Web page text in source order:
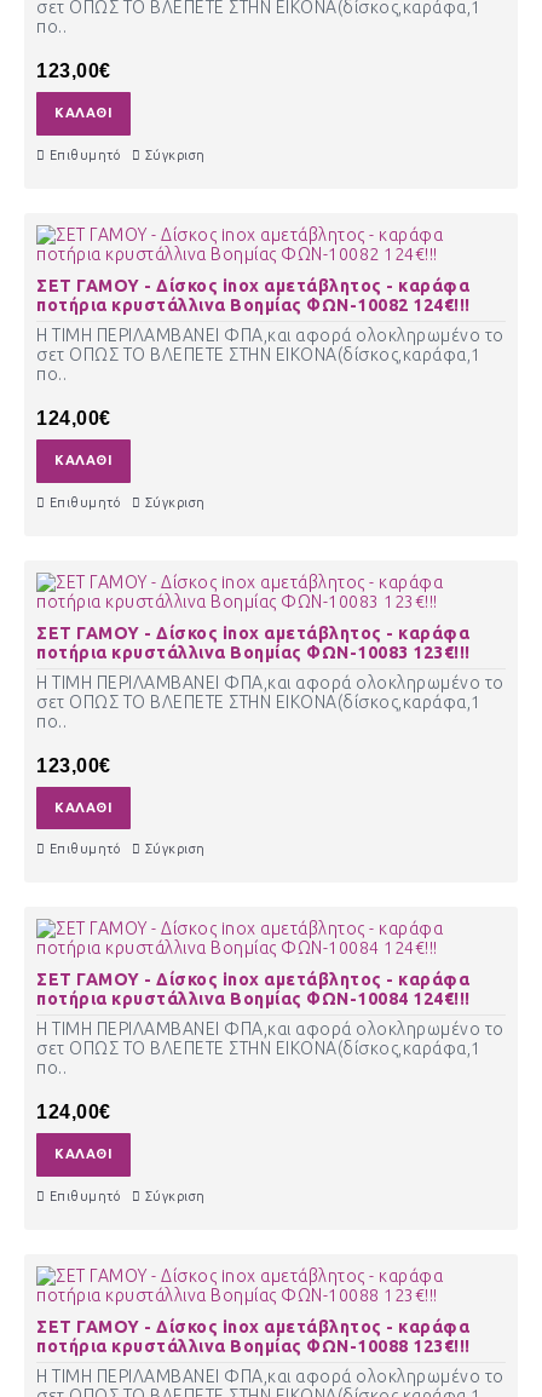
σετ ΟΠΩΣ ΤΟ ΒΛΕΠΕΤΕ ΣΤΗΝ ΕΙΚΟΝΑ(δίσκος,καράφα,1
πο..
123,00€
ΚΑΛΆΘΙ
Επιθυμητό Σύγκριση
ΣΕΤ ΓΑΜΟΥ - Δίσκος inox αμετάβλητος - καράφα
ποτήρια κρυστάλλινα Βοημίας ΦΩΝ-10082 124€!!!
Η ΤΙΜΗ ΠΕΡΙΛΑΜΒΑΝΕΙ ΦΠΑ,και αφορά ολοκληρωμένο το
σετ ΟΠΩΣ ΤΟ ΒΛΕΠΕΤΕ ΣΤΗΝ ΕΙΚΟΝΑ(δίσκος,καράφα,1
πο..
124,00€
ΚΑΛΆΘΙ
Επιθυμητό Σύγκριση
ΣΕΤ ΓΑΜΟΥ - Δίσκος inox αμετάβλητος - καράφα
ποτήρια κρυστάλλινα Βοημίας ΦΩΝ-10083 123€!!!
Η ΤΙΜΗ ΠΕΡΙΛΑΜΒΑΝΕΙ ΦΠΑ,και αφορά ολοκληρωμένο το
σετ ΟΠΩΣ ΤΟ ΒΛΕΠΕΤΕ ΣΤΗΝ ΕΙΚΟΝΑ(δίσκος,καράφα,1
πο..
123,00€
ΚΑΛΆΘΙ
Επιθυμητό Σύγκριση
ΣΕΤ ΓΑΜΟΥ - Δίσκος inox αμετάβλητος - καράφα
ποτήρια κρυστάλλινα Βοημίας ΦΩΝ-10084 124€!!!
Η ΤΙΜΗ ΠΕΡΙΛΑΜΒΑΝΕΙ ΦΠΑ,και αφορά ολοκληρωμένο το
σετ ΟΠΩΣ ΤΟ ΒΛΕΠΕΤΕ ΣΤΗΝ ΕΙΚΟΝΑ(δίσκος,καράφα,1
πο..
124,00€
ΚΑΛΆΘΙ
Επιθυμητό Σύγκριση
ΣΕΤ ΓΑΜΟΥ - Δίσκος inox αμετάβλητος - καράφα
ποτήρια κρυστάλλινα Βοημίας ΦΩΝ-10088 123€!!!
Η ΤΙΜΗ ΠΕΡΙΛΑΜΒΑΝΕΙ ΦΠΑ,και αφορά ολοκληρωμένο το